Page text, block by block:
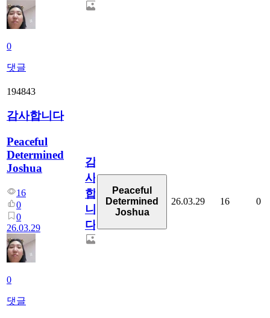
0
댓글
194843
감사합니다
Peaceful
Determined
Joshua
16
0
0
26.03.29
0
댓글
감
사
합
니
다
Peaceful
Determined
Joshua
26.03.29 16 0